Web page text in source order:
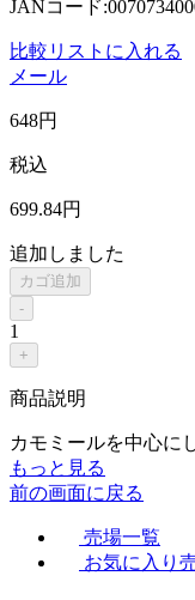
JANコード
比較リストに入れる
メール
648円
税込
699.84円
追加しました
カゴ追加
-
1
+
商品説明
カモミールを中心に
もっと見る
前の画面に戻る
売場一覧
お気に入り